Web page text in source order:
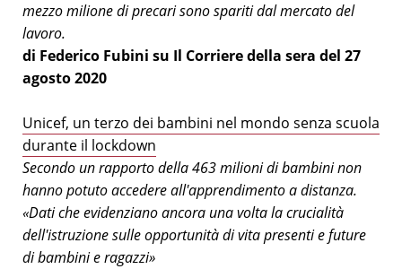
mezzo milione di precari sono spariti dal mercato del
lavoro.
di Federico Fubini su Il Corriere della sera del 27
agosto 2020
Unicef, un terzo dei bambini nel mondo senza scuola
durante il lockdown
Secondo un rapporto della 463 milioni di bambini non
hanno potuto accedere all'apprendimento a distanza.
«Dati che evidenziano ancora una volta la crucialità
dell'istruzione sulle opportunità di vita presenti e future
di bambini e ragazzi»